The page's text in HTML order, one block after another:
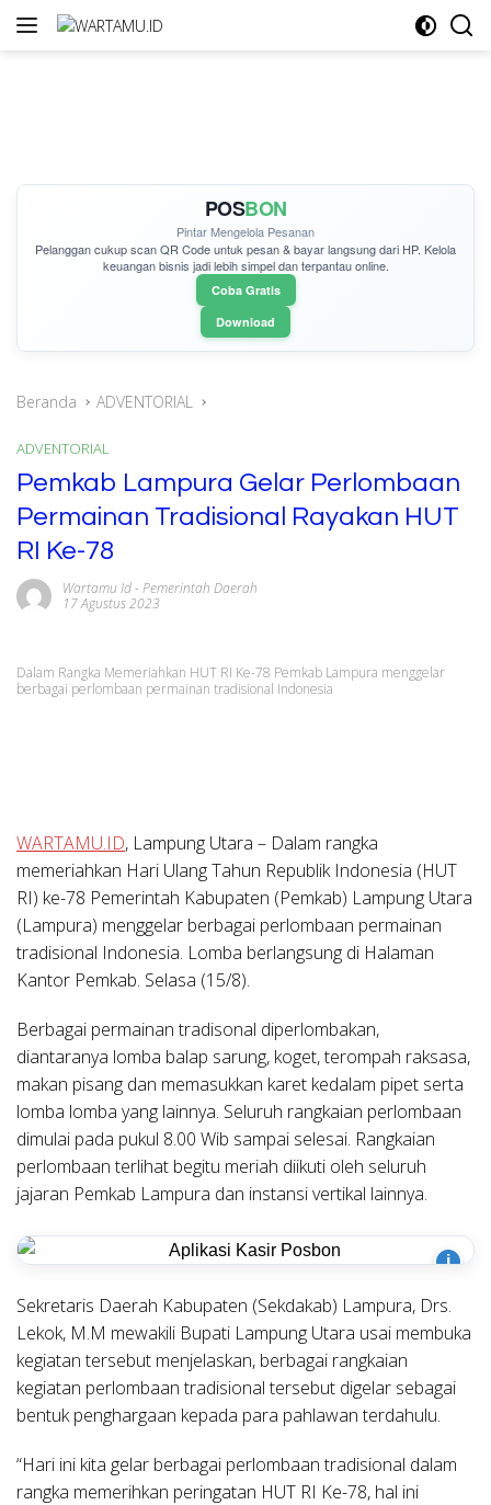
Langsung
POSBON
Pintar Mengelola Pesanan
Pelanggan cukupscan QR Codeuntuk pesan & bayar langsung dari HP. Kelola
keuangan bisnis jadi lebih simpel dan terpantau online.
Coba Gratis
Download
Beranda ADVENTORIAL
ADVENTORIAL
Pemkab Lampura Gelar Perlombaan
Permainan Tradisional Rayakan HUT
RI Ke-78
Wartamu Id- Pemerintah Daerah
17 Agustus 2023
Dalam Rangka Memeriahkan HUT RI Ke-78 Pemkab Lampura menggelar
berbagai perlombaan permainan tradisional Indonesia
WARTAMU.ID, Lampung Utara – Dalam rangka
memeriahkan Hari Ulang Tahun Republik Indonesia (HUT
RI) ke-78 Pemerintah Kabupaten (Pemkab) Lampung Utara
(Lampura) menggelar berbagai perlombaan permainan
tradisional Indonesia. Lomba berlangsung di Halaman
Kantor Pemkab. Selasa (15/8).
Berbagai permainan tradisonal diperlombakan,
diantaranya lomba balap sarung, koget, terompah raksasa,
makan pisang dan memasukkan karet kedalam pipet serta
lomba lomba yang lainnya. Seluruh rangkaian perlombaan
dimulai pada pukul 8.00 Wib sampai selesai. Rangkaian
perlombaan terlihat begitu meriah diikuti oleh seluruh
jajaran Pemkab Lampura dan instansi vertikal lainnya.
i
Sekretaris Daerah Kabupaten (Sekdakab) Lampura, Drs.
Lekok, M.M mewakili Bupati Lampung Utara usai membuka
kegiatan tersebut menjelaskan, berbagai rangkaian
kegiatan perlombaan tradisional tersebut digelar sebagai
bentuk penghargaan kepada para pahlawan terdahulu.
“Hari ini kita gelar berbagai perlombaan tradisional dalam
rangka memerihkan peringatan HUT RI Ke-78, hal ini